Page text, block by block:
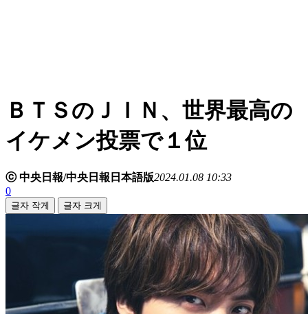
ＢＴＳのＪＩＮ、世界最高の
イケメン投票で１位
ⓒ 中央日報/中央日報日本語版2024.01.08 10:33
0
글자 작게 글자 크게